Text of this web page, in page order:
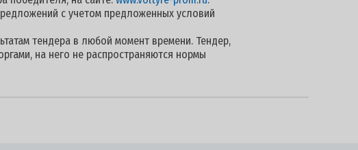
с учетом предложенных условий
тендера в любой момент времени. Тендер,
на него не распространяются нормы